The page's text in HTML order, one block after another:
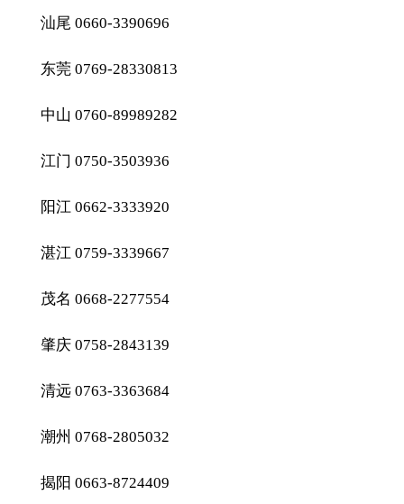
汕尾 0660-3390696
东莞 0769-28330813
中山 0760-89989282
江门 0750-3503936
阳江 0662-3333920
湛江 0759-3339667
茂名 0668-2277554
肇庆 0758-2843139
清远 0763-3363684
潮州 0768-2805032
揭阳 0663-8724409